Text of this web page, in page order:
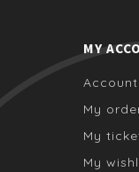
MY
My
My
My